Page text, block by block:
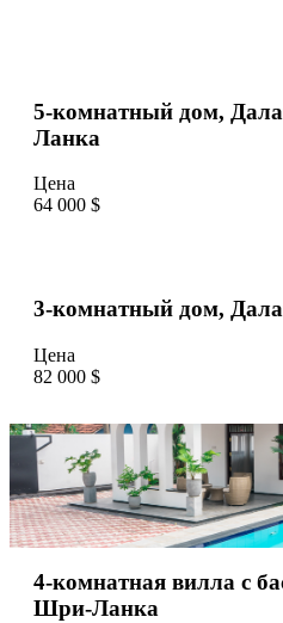
5-комнатный дом,
Ланка
Цена
64 000 $
3-комнатный дом,
Цена
82 000 $
4-комнатная вилла с
Шри-Ланка